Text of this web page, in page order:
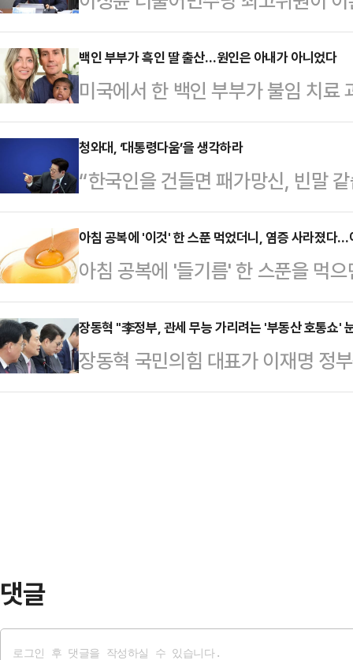
김성태 전 쌍방울 회장의 변호를 맡
합특검 후보로 추천한 배경에 대해
소신을 굽히지 않고 강직하게 수사
원은 9일 국회에서 열린 최고위원
가조작, 한동훈 채널A 등 사건 수사
이 말했다.앞서 이재명 대통령은 2
권창영 변호사를…
백인 부부가 흑인 딸 출산…원인은 아내가 아니었다
미국에서 한 백인 부부가 불임 치료
해 생물학적 관계가 없는 흑인 아
리다주에 거주하는 티파니 스코어
클리닉 'IVF 라이프'와 이 클리닉을
콜 박사를 피고로 오렌지카운티 순
외수정 시술을 위해 해당 병원에 본
이식하기로 했다. 부부는 2025년
건강한…
청와대, ‘대통령다움’을 생각하라
“한국인을 건들면 패가망신, 빈말
까지!”우리나라 대통령이 최근
크메르 어로도 같은 내용을 게시했
향해 생경한 거친 언사를 퍼부었다.
은 품격을 잃지 말아야 하고 외교적
국익이며 ‘대통령다움’이다. 어느
도 예외가 아니다.자국민이 그 범죄
문제가 있었던 사실…
아침 공복에 '이것' 한 스푼 먹었더니, 염증 사라졌다
아침 공복에 '들기름' 한 스푼을 먹
한 효과를 가져올 수 있다.들기름은
한 향과 풍부한 영양소 덕분에 오랫
물 요리나 샐러드 등에 활용된다.
다. 오메가 3의 대표적인 효능으로
장동혁 "李정부, 관세 무능 가리려는 '부동산 호통쇼'
장동혁 국민의힘 대표가 이재명 정
산 호통쇼가 눈물겹다"며 "외교 참
댓글